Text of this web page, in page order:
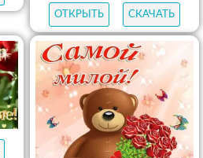
ОТКРЫТЬ СКАЧАТЬ